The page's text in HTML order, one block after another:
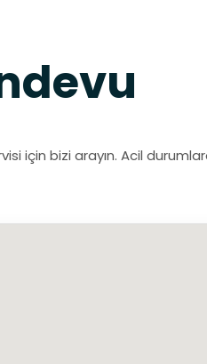
için bizi arayın. Acil